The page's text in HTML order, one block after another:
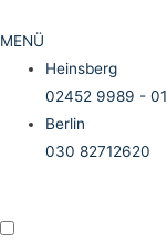
MENÜ
Heinsberg
02452 9989 - 01
Berlin
030 82712620